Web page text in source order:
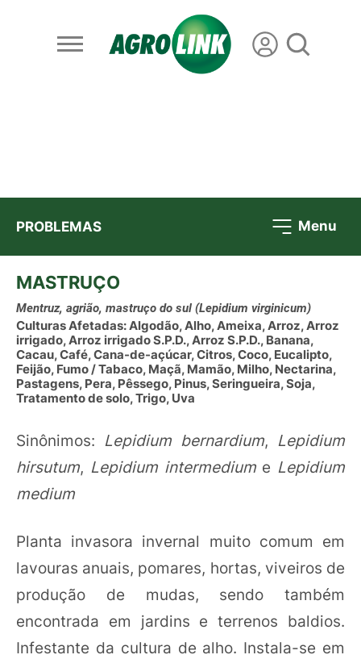
PROBLEMAS Menu
MASTRUÇO
Mentruz, agrião, mastruço do sul (Lepidium virginicum)
Culturas Afetadas: Algodão, Alho, Ameixa, Arroz, Arroz
irrigado, Arroz irrigado S.P.D., Arroz S.P.D., Banana,
Cacau, Café, Cana-de-açúcar, Citros, Coco, Eucalipto,
Feijão, Fumo / Tabaco, Maçã, Mamão, Milho, Nectarina,
Pastagens, Pera, Pêssego, Pinus, Seringueira, Soja,
Tratamento de solo, Trigo, Uva
Sinônimos: Lepidium bernardium, Lepidium
hirsutum, Lepidium intermedium e Lepidium
medium
Planta invasora invernal muito comum em
lavouras anuais, pomares, hortas, viveiros de
produção de mudas, sendo também
encontrada em jardins e terrenos baldios.
Infestante da cultura de alho. Instala-se em